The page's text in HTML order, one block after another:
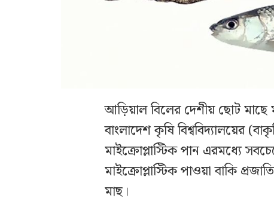
আড়িয়াল বিলের দেশীয় ছোট মাছে
বাংলাদেশ কৃষি বিশ্ববিদ্যালয়ের
মাইক্রোপ্লাস্টিক পান এরমধ্যে
মাইক্রোপ্লাস্টিক পাওয়া বাকি
মাছ।